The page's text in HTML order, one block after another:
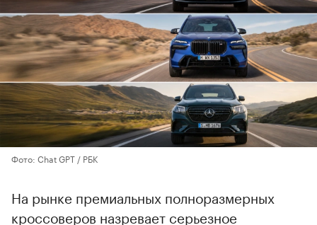
Фото: Chat GPT / РБК
На рынке премиальных полноразмерных
кроссоверов назревает серьезное